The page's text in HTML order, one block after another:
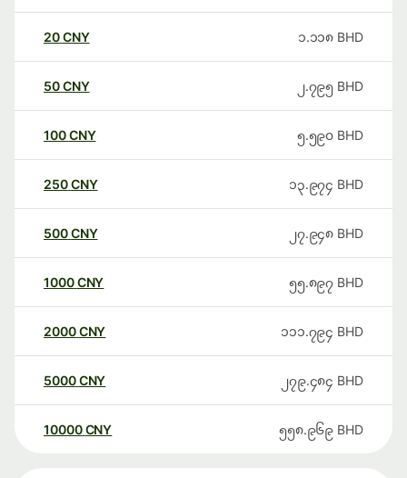
20CNY ၁.၁၁၈ BHD
50CNY ၂.၇၉၅ BHD
100CNY ၅.၅၉၀ BHD
250CNY ၁၃.၉၇၄ BHD
500CNY ၂၇.၉၄၈ BHD
1000CNY ၅၅.၈၉၇ BHD
2000CNY ၁၁၁.၇၉၄ BHD
5000CNY ၂၇၉.၄၈၄ BHD
10000 CNY ၅၅၈.၉၆၉ BHD